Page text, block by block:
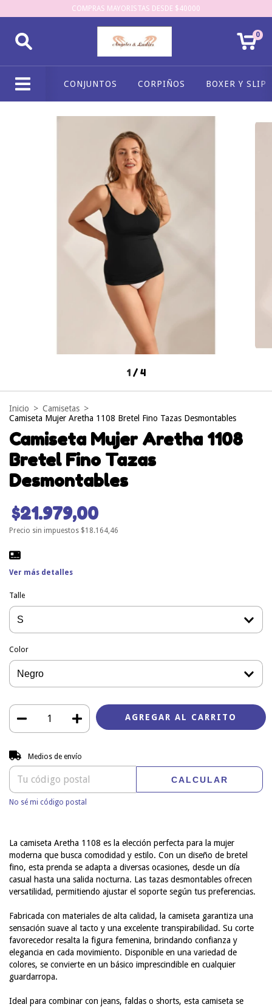
COMPRAS MAYORISTAS DESDE $40000
0
CONJUNTOS CORPIÑOS BOXER Y SLIP
1 / 4
Inicio > Camisetas >
Camiseta Mujer Aretha 1108 Bretel Fino Tazas Desmontables
Camiseta Mujer Aretha 1108
Bretel Fino Tazas
Desmontables
$21.979,00
Precio sin impuestos $18.164,46
Ver más detalles
Talle
Color
Entregas para el CP:
Medios de envío
CALCULAR
No sé mi código postal
La camiseta Aretha 1108 es la elección perfecta para la mujer
moderna que busca comodidad y estilo. Con un diseño de bretel
fino, esta prenda se adapta a diversas ocasiones, desde un día
casual hasta una salida nocturna. Las tazas desmontables ofrecen
versatilidad, permitiendo ajustar el soporte según tus preferencias.
Fabricada con materiales de alta calidad, la camiseta garantiza una
sensación suave al tacto y una excelente transpirabilidad. Su corte
favorecedor resalta la figura femenina, brindando confianza y
elegancia en cada movimiento. Disponible en una variedad de
colores, se convierte en un básico imprescindible en cualquier
guardarropa.
Ideal para combinar con jeans, faldas o shorts, esta camiseta se